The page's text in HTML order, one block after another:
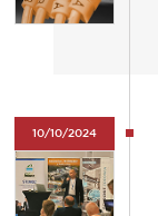
10/10/2024